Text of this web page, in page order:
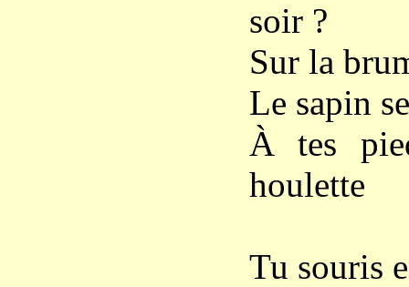
soir ?
Sur la
Le sapin
À tes
houlette
Tu souris